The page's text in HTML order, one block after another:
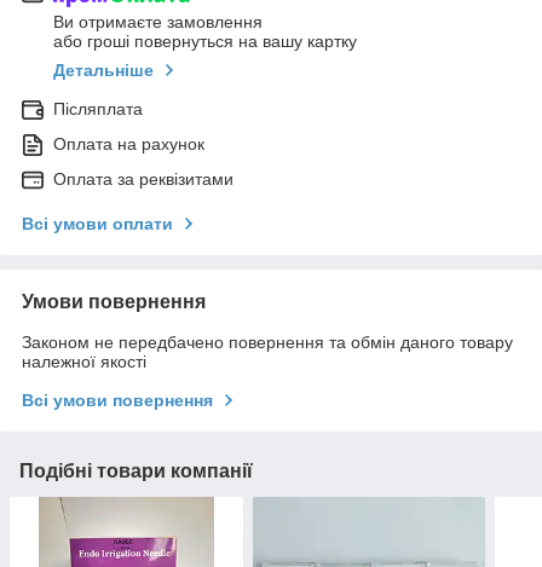
Ви отримаєте замовлення
або гроші повернуться на вашу картку
Детальніше
Післяплата
Оплата на рахунок
Оплата за реквізитами
Всі умови оплати
Умови повернення
Законом не передбачено повернення та обмін даного товару
належної якості
Всі умови повернення
Подібні товари компанії